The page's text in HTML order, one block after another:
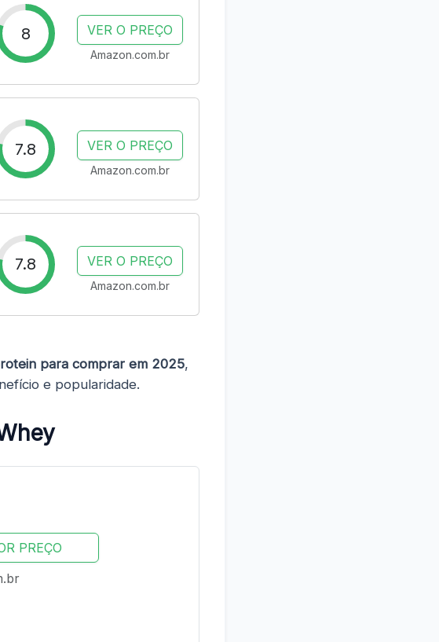
8 VER O PREÇO
Amazon.com.br
7.8 VER O PREÇO
Amazon.com.br
7.8 VER O PREÇO
Amazon.com.br
para comprar em 2025,
e popularidade.
PREÇO